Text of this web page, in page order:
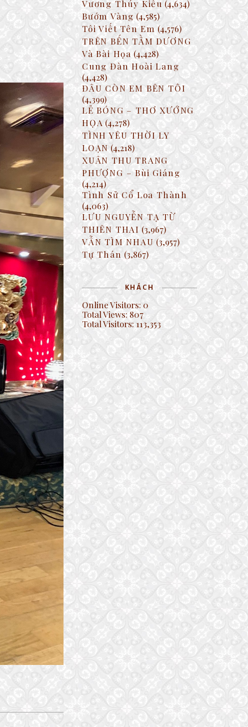
Vương Thúy Kiều (4,634)
Bướm Vàng (4,585)
Tôi Viết Tên Em (4,576)
TRÊN BẾN TẦM DƯƠNG
Và Bài Họa (4,428)
Cung Đàn Hoài Lang
(4,428)
ĐÂU CÒN EM BÊN TÔI
(4,399)
LẺ BÓNG – THƠ XƯỚNG
HỌA (4,278)
TÌNH YÊU THỜI LY
LOẠN (4,218)
XUÂN THU TRANG
PHƯỢNG – Bùi Giáng
(4,214)
Tình Sử Cổ Loa Thành
(4,063)
LƯU NGUYỄN TẠ TỪ
THIÊN THAI (3,967)
VẪN TÌM NHAU (3,957)
Tự Thán (3,867)
KHÁCH
Online Visitors: 0
Total Views: 807
Total Visitors: 113,353